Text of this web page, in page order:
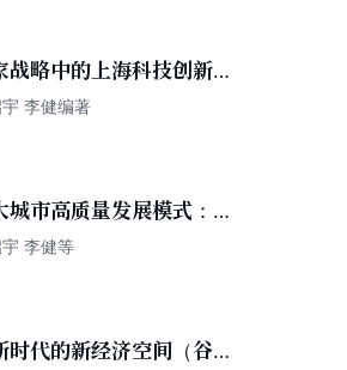
战略中的上海科技创新中
市建设：理论、模式与实
宇 李健编著
城市高质量发展模式：功
解视野下的研究（谷臻小
宇 李健等
时代的新经济空间（谷臻